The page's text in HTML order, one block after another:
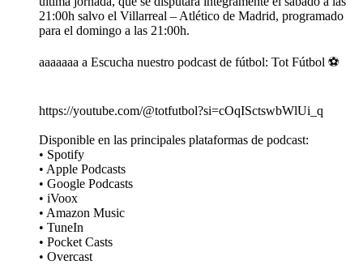
21:00h salvo el Villarreal – Atlético de Madrid, programado
para el domingo a las 21:00h.
aaaaaaa a Escucha nuestro podcast de fútbol: Tot Fútbol ⚽
https://youtube.com/@totfutbol?si=cOqISctswbWlUi_q
Disponible en las principales plataformas de podcast:
• Spotify
• Apple Podcasts
• Google Podcasts
• iVoox
• Amazon Music
• TuneIn
• Pocket Casts
• Overcast